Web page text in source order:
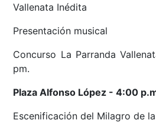
Vallenata Inédita
Presentación musical
Concurso La Parranda
pm.
Plaza Alfonso López - 4:00
Escenificación del Milagro de